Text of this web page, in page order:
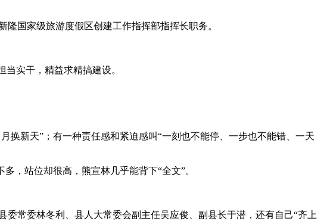
国家级旅游度假区创建工作指挥部指挥长职务。
实干，精益求精搞建设。
新天”；有一种责任感和紧迫感叫“一刻也不能停、一步也不能错、一天
，站位却很高，熊宣林几乎能背下“全文”。
常委林冬利、县人大常委会副主任吴应俊、副县长于潜，还有自己“齐上